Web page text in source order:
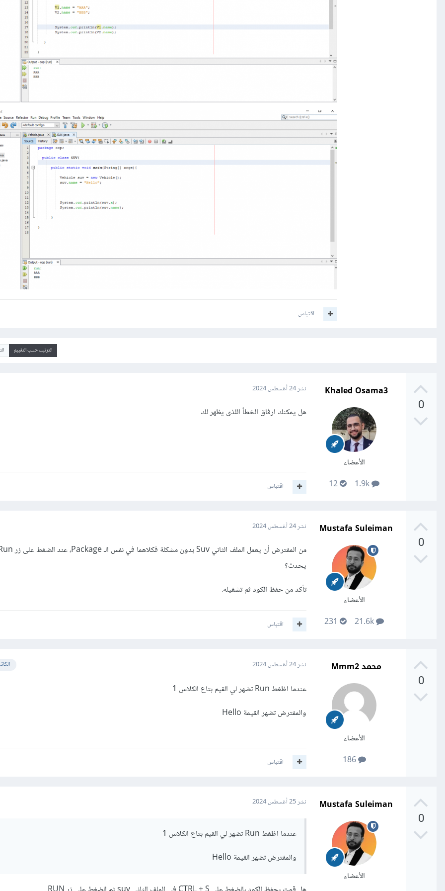
اقتباس
الترتيب حسب التقييم
0
Khaled Osama3
الأعضاء
نشر24 أغسطس 2024
هل يمكنك ارفاق الخطأ اللذى يظهر لك
اقتباس
0
Mustafa Suleiman
الأعضاء
نشر24 أغسطس 2024
يحدث؟
تأكد من حفظ الكود ثم تشغيله.
اقتباس
0
محمد Mmm2
الأعضاء
186
نشر24 أغسطس 2024
عندما اظغط Run تضهر لي القيم بتاع الكلاس 1
والمفترض تضهر القيمة Hello
اقتباس
0
Mustafa Suleiman
الأعضاء
نشر25 أغسطس 2024
عندما اظغط Run تضهر لي القيم بتاع الكلاس 1
والمفترض تضهر القيمة Hello